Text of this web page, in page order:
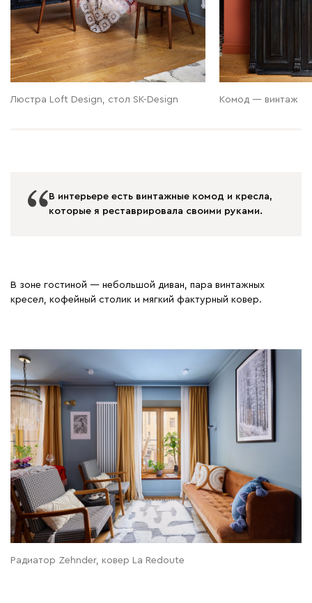
Люстра Loft Design, стол SK-Design Комод — винтаж
В интерьере есть винтажные комод и кресла,
которые я реставрировала своими руками.
В зоне гостиной — небольшой диван, пара винтажных
кресел, кофейный столик и мягкий фактурный ковер.
Радиатор Zehnder, ковер La Redoute